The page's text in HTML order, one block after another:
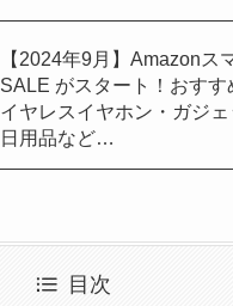
【2024年9月】Amazonス
SALE がスタート！おすす
イヤレスイヤホン・ガジェ
日用品など…
目次